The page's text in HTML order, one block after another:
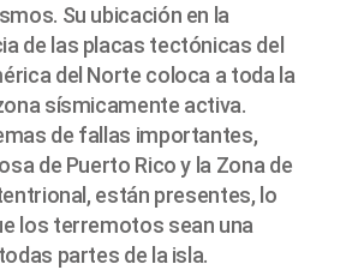
Su ubicación en la
de las placas tectónicas del
del Norte coloca a toda la
sísmicamente activa.
de fallas importantes,
de Puerto Rico y la Zona de
están presentes, lo
los terremotos sean una
partes de la isla.